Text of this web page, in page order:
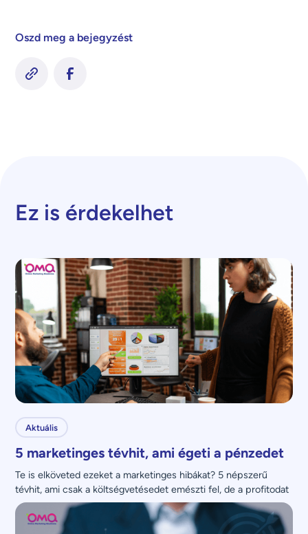
Oszd meg a bejegyzést
Ez is érdekelhet
Aktuális
5 marketinges tévhit, ami égeti a pénzedet
Te is elköveted ezeket a marketinges hibákat? 5 népszerű
tévhit, ami csak a költségvetésedet emészti fel, de a profitodat
nem növeli.